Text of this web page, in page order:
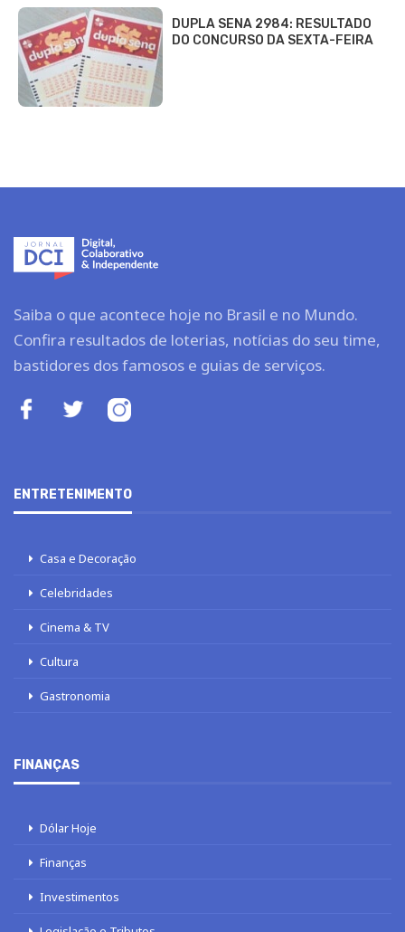
DUPLA SENA 2984: RESULTADO
DO CONCURSO DA SEXTA-FEIRA
Saiba o que acontece hoje no Brasil e no Mundo.
Confira resultados de loterias, notícias do seu time,
bastidores dos famosos e guias de serviços.
ENTRETENIMENTO
Casa e Decoração
Celebridades
Cinema & TV
Cultura
Gastronomia
FINANÇAS
Dólar Hoje
Finanças
Investimentos